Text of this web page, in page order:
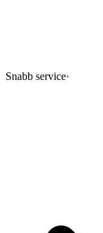
Snabb service·